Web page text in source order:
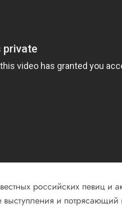
российских певиц и
и